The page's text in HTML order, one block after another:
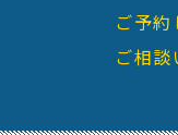
ご予約
ご相談